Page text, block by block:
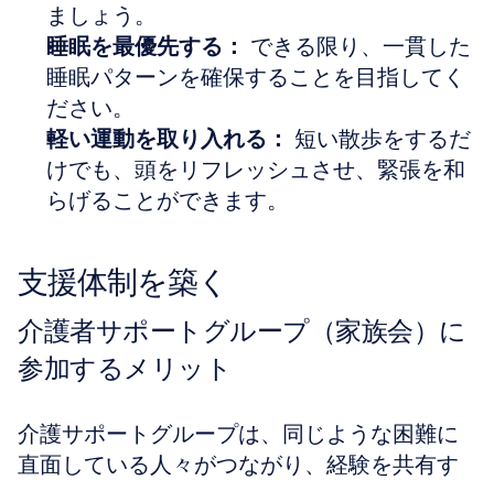
ましょう。
睡眠を最優先する： できる限り、一貫した
睡眠パターンを確保することを目指してく
ださい。
軽い運動を取り入れる： 短い散歩をするだ
けでも、頭をリフレッシュさせ、緊張を和
らげることができます。
支援体制を築く
介護者サポートグループ（家族会）に
参加するメリット
介護サポートグループは、同じような困難に
直面している人々がつながり、経験を共有す